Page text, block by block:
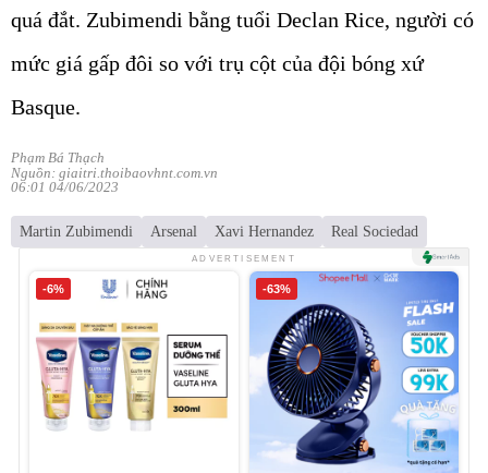
quá đắt. Zubimendi bằng tuổi Declan Rice, người có
mức giá gấp đôi so với trụ cột của đội bóng xứ
Basque.
Phạm Bá Thạch
Nguồn: giaitri.thoibaovhnt.com.vn
06:01 04/06/2023
Martin Zubimendi Arsenal Xavi Hernandez Real Sociedad
ADVERTISEMENT
-6% -63%